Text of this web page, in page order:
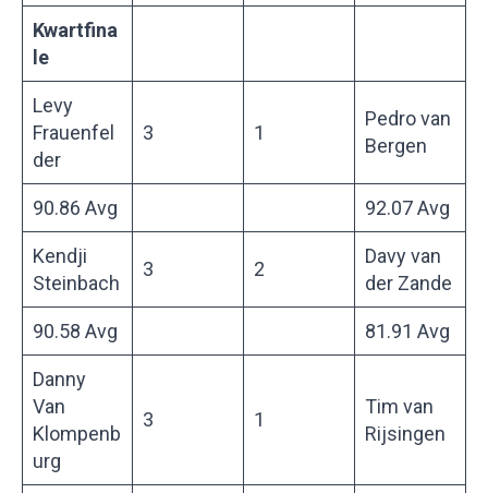
Kwartfina
le
Levy
Frauenfel
der
3 1
Pedro van
Bergen
90.86 Avg 92.07 Avg
Kendji
Steinbach
3 2
Davy van
der Zande
90.58 Avg 81.91 Avg
Danny
Van
Klompenb
urg
3 1
Tim van
Rijsingen